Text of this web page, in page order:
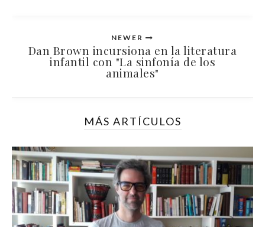
NEWER
Dan Brown incursiona en la literatura
infantil con "La sinfonía de los
animales"
MÁS ARTÍCULOS